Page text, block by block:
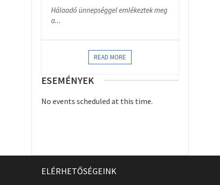
Hálaadó ünnepséggel emlékeztek meg
a...
READ MORE
ESEMÉNYEK
No events scheduled at this time.
ELÉRHETŐSÉGEINK